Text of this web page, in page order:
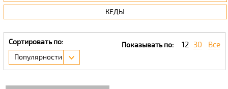
КЕДЫ
Сортировать по:
Популярности
Показывать по: 12 30 Все